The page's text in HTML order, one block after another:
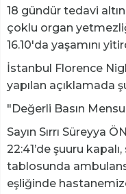
18 gündür tedavi
çoklu organ
16.10'da yaşamını
İstanbul Florence
yapılan açıklamada
"Değerli Basın
Sayın Sırrı Süreyya
22:41’de şuuru
tablosunda
eşliğinde